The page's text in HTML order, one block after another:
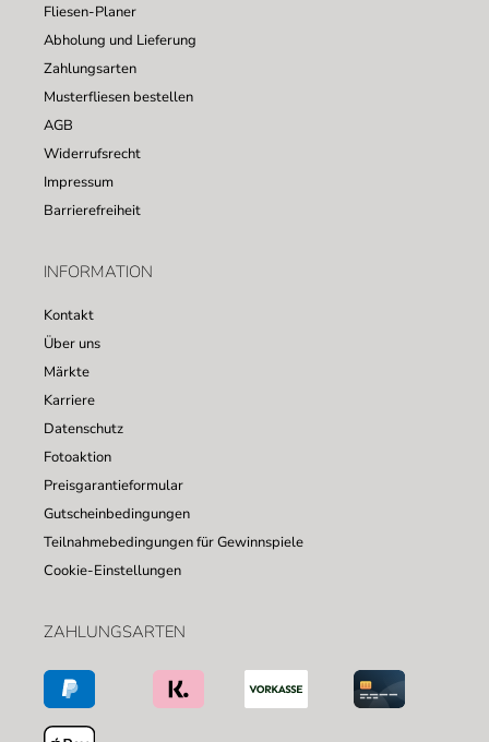
Fliesen-Planer
Abholung und Lieferung
Zahlungsarten
Musterfliesen bestellen
AGB
Widerrufsrecht
Impressum
Barrierefreiheit
INFORMATION
Kontakt
Über uns
Märkte
Karriere
Datenschutz
Fotoaktion
Preisgarantieformular
Gutscheinbedingungen
Teilnahmebedingungen für Gewinnspiele
Cookie-Einstellungen
ZAHLUNGSARTEN